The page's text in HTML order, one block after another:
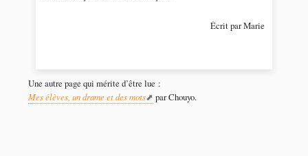
Écrit par Marie
Une autre page qui mérite d’être lue :
Mes élèves, un drame et des mots par Chouyo.